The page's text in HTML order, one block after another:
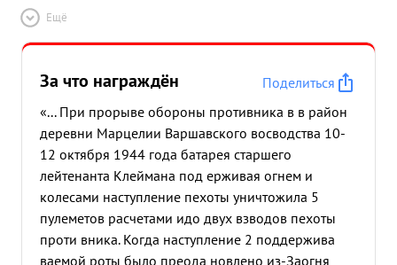
Ещё
За что награждён
Поделиться
«... При прорыве обороны противника в в район
деревни Марцелии Варшавского восводства 10-
12 октября 1944 года батарея старшего
лейтенанта Клеймана под ерживая огнем и
колесами наступление пехоты уничтожила 5
пулеметов расчетами идо двух взводов пехоты
проти вника. Когда наступление 2 поддержива
ваемой роты было преода новлено из-Заогня